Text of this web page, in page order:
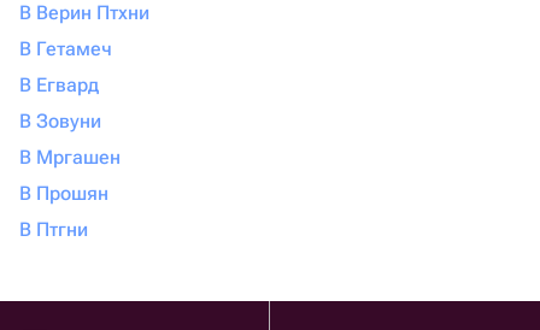
В Верин Птхни
В Гетамеч
В Егвард
В Зовуни
В Мргашен
В Прошян
В Птгни